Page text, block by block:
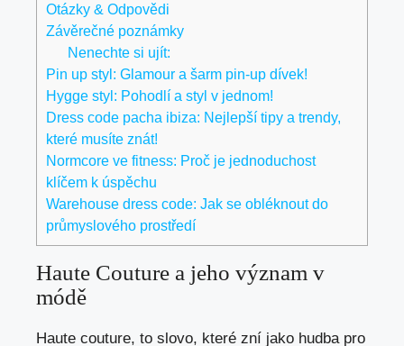
Otázky & Odpovědi
Závěrečné poznámky
Nenechte si ujít:
Pin up styl: Glamour a šarm pin-up dívek!
Hygge styl: Pohodlí a styl v jednom!
Dress code pacha ibiza: Nejlepší tipy a trendy,
které musíte znát!
Normcore ve fitness: Proč je jednoduchost
klíčem k úspěchu
Warehouse dress code: Jak se obléknout do
průmyslového prostředí
Haute Couture a jeho význam v
módě
Haute couture, to slovo, které zní jako hudba pro